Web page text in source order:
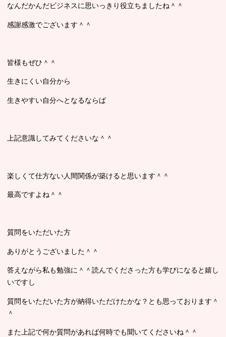
なんだかんだビジネスに思いっきり役立ちましたね＾＾
感謝感激でございます＾＾
皆様もぜひ＾＾
生きにくい自分から
生きやすい自分へとなるならば
上記意識してみてくださいな＾＾
楽しくて仕方ない人間関係が築けると思います＾＾
最高ですよね＾＾
質問をいただいた方
ありがとうございました＾＾
答えながら私も勉強に＾＾読んでくださった方も学びになると嬉し
いですし
質問をいただいた方が納得いただけたかな？とも思っております＾
＾
また上記で何か質問があれば何時でも聞いてくださいね＾＾